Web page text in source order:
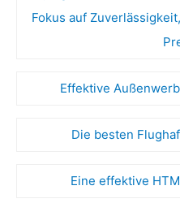
Fokus auf
Effektive
Die besten
Eine effektive